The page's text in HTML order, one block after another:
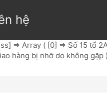
hệ
=> Array ( [0] => Số 15 tổ
hàng bị nhỡ do không gặp )